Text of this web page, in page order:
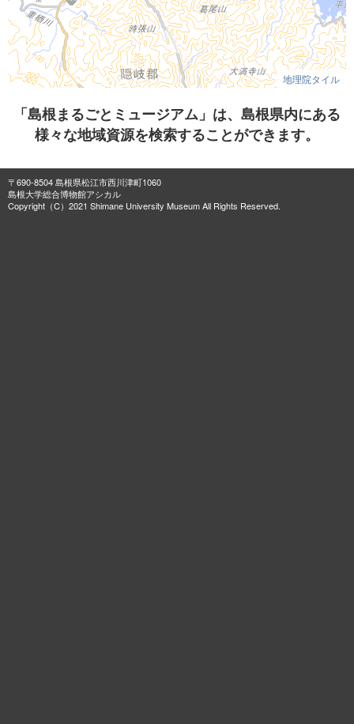
地理院タイル
「島根まるごとミュージアム」は、島根県内にある
様々な地域資源を検索することができます。
〒690-8504 島根県松江市西川津町1060
島根大学総合博物館アシカル
Copyright（C）2021 Shimane University Museum All Rights Reserved.